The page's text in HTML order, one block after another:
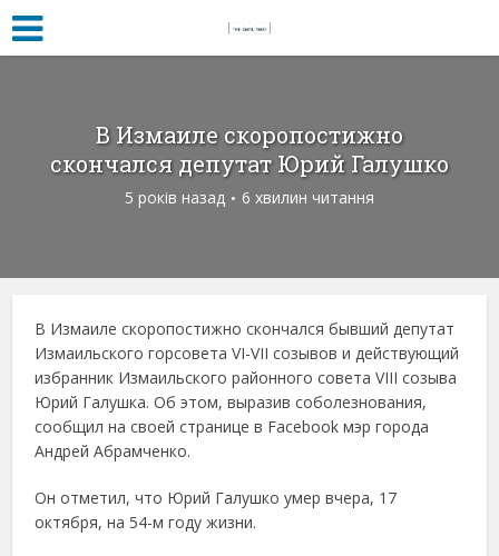
В Измаиле скоропостижно
скончался депутат Юрий Галушко
5 років назад 6 хвилин читання
В Измаиле скоропостижно скончался бывший депутат
Измаильского горсовета VI-VII созывов и действующий
избранник Измаильского районного совета VIIІ созыва
Юрий Галушка. Об этом, выразив соболезнования,
сообщил на своей странице в Facebook мэр города
Андрей Абрамченко.
Он отметил, что Юрий Галушко умер вчера, 17
октября, на 54-м году жизни.